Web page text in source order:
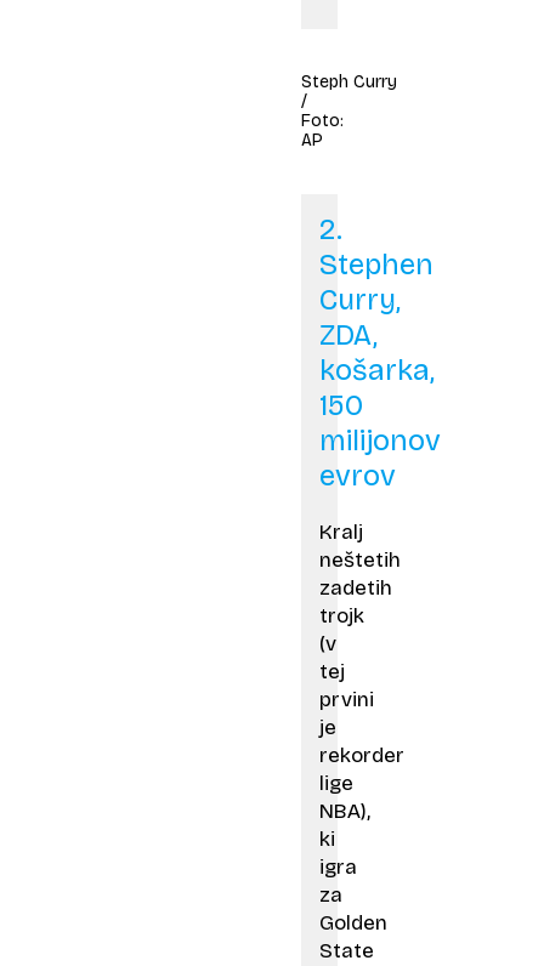
Steph Curry
/
Foto:
AP
2.
Stephen
Curry,
ZDA,
košarka,
150
milijonov
evrov
Kralj
neštetih
zadetih
trojk
(v
tej
prvini
je
rekorder
lige
NBA),
ki
igra
za
Golden
State